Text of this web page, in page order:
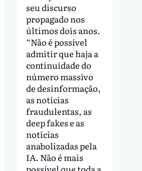
seu discurso
propagado nos
últimos dois anos.
“Não é possível
admitir que haja a
continuidade do
número massivo
de desinformação,
as notícias
fraudulentas, as
deep fakes e as
notícias
anabolizadas pela
IA. Não é mais